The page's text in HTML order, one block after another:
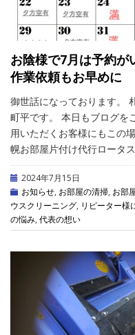
お陰様で7月は予約が
作業依頼もお早めに
御世話になっております。
町平です。 本日もブログを
用いただくお客様にもこの
幌お部屋片付け代行ロータ
2024年7月15日
お知らせ, お部屋の清掃, お部
ウスクリーニング, リピーター様
の悩み, 代表の想い